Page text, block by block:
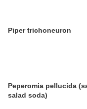
Piper trichoneuron
Peperomia pellucida
salad soda)